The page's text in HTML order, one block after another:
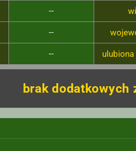
--
--
--
brak dodatkowych